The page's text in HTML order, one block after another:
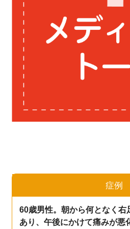
症例
60歳男性。朝から何となく右
あり、午後にかけて痛みが悪